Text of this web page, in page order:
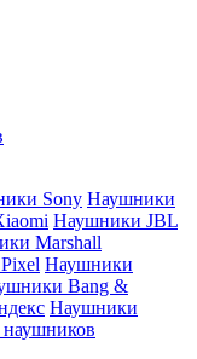
Sony Наушники
Наушники JBL
Marshall
Наушники
Bang &
Наушники
наушников